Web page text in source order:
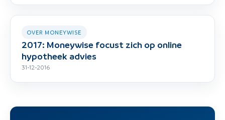
OVER MONEYWISE
2017: Moneywise focust zich op online
hypotheek advies
31-12-2016